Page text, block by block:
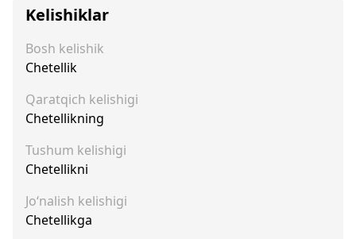
Kelishiklar
Bosh kelishik
Chetellik
Qaratqich kelishigi
Chetellikning
Tushum kelishigi
Chetellikni
Jo‘nalish kelishigi
Chetellikga